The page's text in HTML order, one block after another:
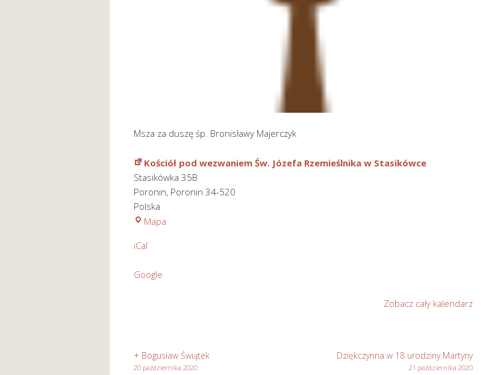
Msza za duszę śp. Bronisławy Majerczyk
Kościół pod wezwaniem Św. Józefa Rzemieślnika w Stasikówce
Stasikówka 35B
Poronin, Poronin 34-520
Polska
Mapa
iCal
Google
Zobacz cały kalendarz
+ Bogusław Świątek
20 października 2020
Dziękczynna w 18 urodziny Martyny
21 października 2020